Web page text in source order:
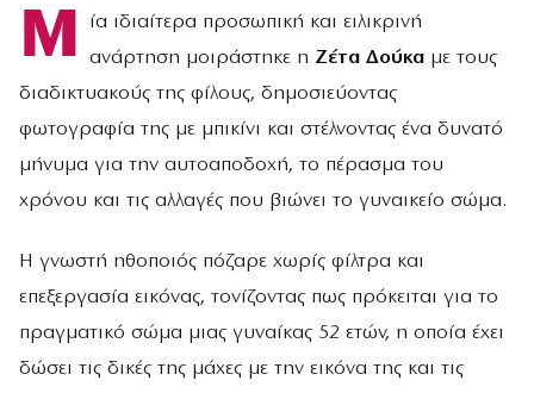
Μ
ία ιδιαίτερα προσωπική και ειλικρινή
ανάρτηση μοιράστηκε η Ζέτα Δούκαμε τους
διαδικτυακούς της φίλους, δημοσιεύοντας
φωτογραφία της με μπικίνι και στέλνοντας ένα δυνατό
μήνυμα για την αυτοαποδοχή, το πέρασμα του
χρόνου και τις αλλαγές που βιώνει το γυναικείο σώμα.
Η γνωστή ηθοποιός πόζαρε χωρίς φίλτρα και
επεξεργασία εικόνας, τονίζοντας πως πρόκειται για το
πραγματικό σώμα μιας γυναίκας 52 ετών, η οποία έχει
δώσει τις δικές της μάχες με την εικόνα της και τις